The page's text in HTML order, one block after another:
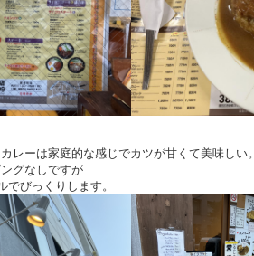
レーは家庭的な感じでカツが甘くて美味しい
グなしですが
でびっくりします。